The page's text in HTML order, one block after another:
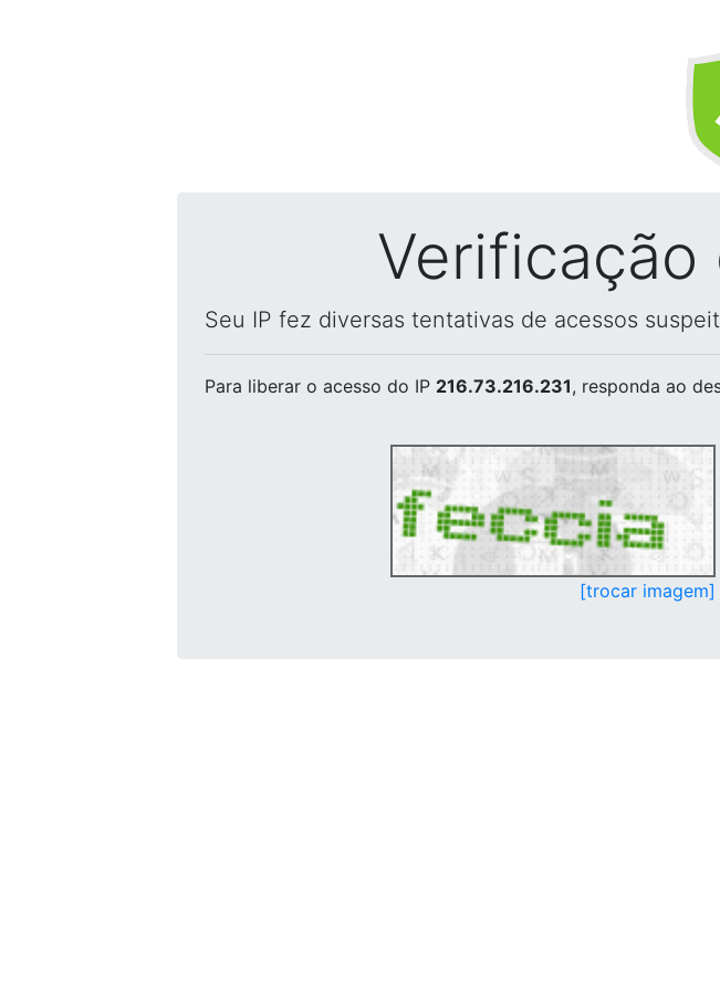
Verificação
Seu IP fez diversas tentativas de acessos
Para liberar o acesso do IP 216.73.216.231, responda ao
[trocar imagem]